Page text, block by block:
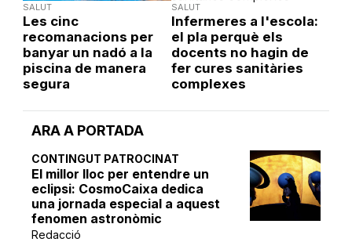
ARA A PORTADA
CONTINGUT PATROCINAT
El millor lloc per entendre un
eclipsi: CosmoCaixa dedica
una jornada especial a aquest
fenomen astronòmic
Redacció
SALUT
Les cinc
recomanacions per
banyar un nadó a la
piscina de manera
segura
SALUT
Infermeres a l'escola:
el pla perquè els
docents no hagin de
fer cures sanitàries
complexes